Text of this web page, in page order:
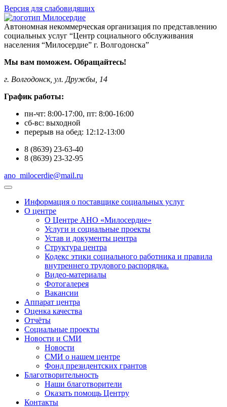
Версия для слабовидящих
Автономная некоммерческая организация по представлению
социальных услуг “Центр социального обслуживания
населения “Милосердие” г. Волгодонска”
Мы вам поможем. Обращайтесь!
г. Волгодонск, ул. Дружбы, 14
График работы:
пн-чт: 8:00-17:00, пт: 8:00-16:00
сб-вс: выходной
перерыв на обед: 12:12-13:00
8 (8639) 23-63-40
8 (8639) 23-32-95
ano_milocerdie@mail.ru
Информация о поставщике социальных услуг
О центре
О Центре АНО «Милосердие»
Услуги и социальные проекты
Устав и документы центра
Структура центра
Кодекс этики социального работника и правила
внутреннего трудового распорядка.
Видео-материалы
Фотогалерея
Вакансии
Аппарат центра
Оценка качества
Отчёты
Социальные проекты
Новости и СМИ
Новости
СМИ о нашем центре
Фонд президентских грантов
Благотворительность
Наши благотворители
Оказать помощь Центру
Контакты